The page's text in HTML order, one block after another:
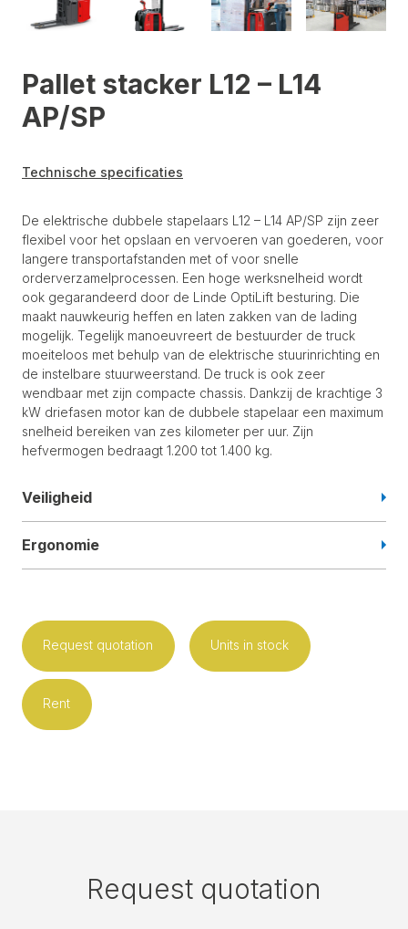
Pallet stacker L12 – L14
AP/SP
Technische specificaties
De elektrische dubbele stapelaars L12 – L14 AP/SP zijn zeer
flexibel voor het opslaan en vervoeren van goederen, voor
langere transportafstanden met of voor snelle
orderverzamelprocessen. Een hoge werksnelheid wordt
ook gegarandeerd door de Linde OptiLift besturing. Die
maakt nauwkeurig heffen en laten zakken van de lading
mogelijk. Tegelijk manoeuvreert de bestuurder de truck
moeiteloos met behulp van de elektrische stuurinrichting en
de instelbare stuurweerstand. De truck is ook zeer
wendbaar met zijn compacte chassis. Dankzij de krachtige 3
kW driefasen motor kan de dubbele stapelaar een maximum
snelheid bereiken van zes kilometer per uur. Zijn
hefvermogen bedraagt 1.200 tot 1.400 kg.
Veiligheid
Ergonomie
Request quotation Units in stock
Rent
Request quotation